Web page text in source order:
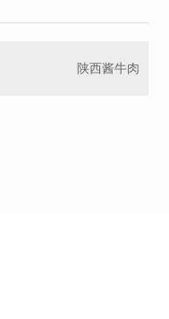
陕西酱牛肉